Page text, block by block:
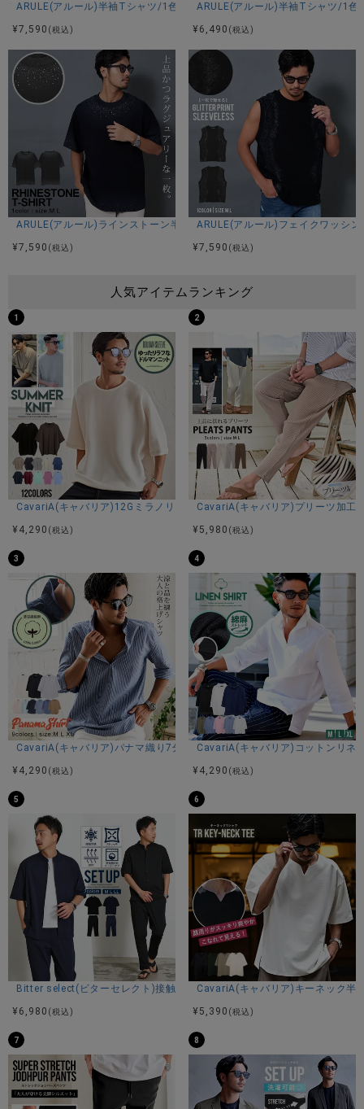
ARULE(アルール)半袖Tシャツ/1色
¥7,590 (税込)
ARULE(アルール)半袖Tシャツ/1色
¥ 6,490 (税込)
ARULE(アルール)ラインストーン半袖Tシャツ/1色
¥7,590 (税込)
ARULE(アルール)フェイクワッシ
¥7,590 (税込)
人気アイテムランキング
1
CavariA(キャバリア)12Gミラノリブクルーネックドルマンハーフスリー
¥ 4,290 (税込)
2
CavariA(キャバリア)プリーツ加工
¥ 5,980 (税込)
3
CavariA(キャバリア)パナマ織り7分袖カプリシャツ/全9色
¥ 4,290 (税込)
4
CavariA(キャバリア)コットンリネ
¥ 4,290 (税込)
5
Bitter select(ビターセレクト)接触冷感スーパーストレッチバンドカラー
¥ 6,980 (税込)
6
CavariA(キャバリア)キーネック半
¥ 5,390 (税込)
7 8